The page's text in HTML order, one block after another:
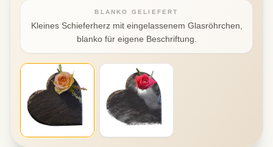
BLANKO GELIEFERT
Kleines Schieferherz mit eingelassenem Glasröhrchen,
blanko für eigene Beschriftung.